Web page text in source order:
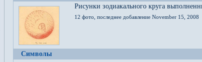
Рисунки зодиакального круга
12 фото, последнее добавление November 15, 2008
Символы